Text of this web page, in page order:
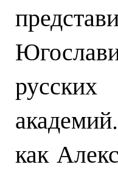
как